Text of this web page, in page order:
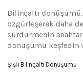
Bilinçaltı
özgürleşerek daha
sürdürmenin
dönüşümü keşfedin
Şişli Bilinçaltı Dönüşümü